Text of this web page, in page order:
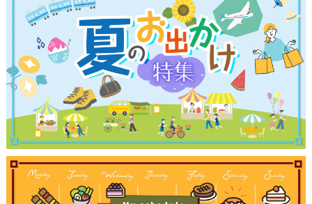
観光ガイド
ランキング